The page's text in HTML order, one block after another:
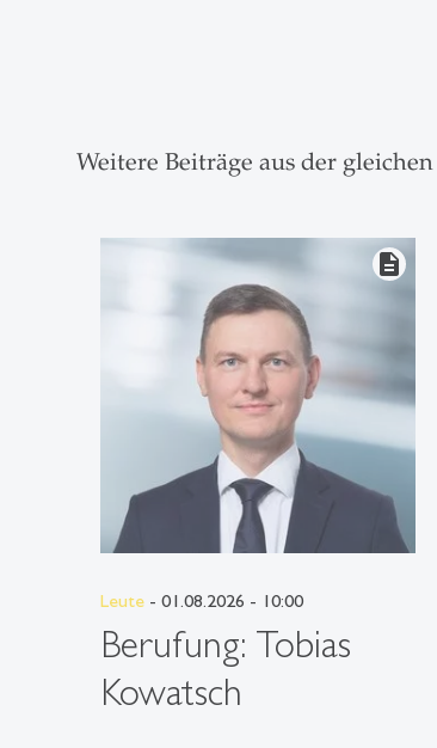
Weitere Beiträge aus der gleichen
description
Leute - 01.08.2026 - 10:00
Berufung: Tobias
Kowatsch